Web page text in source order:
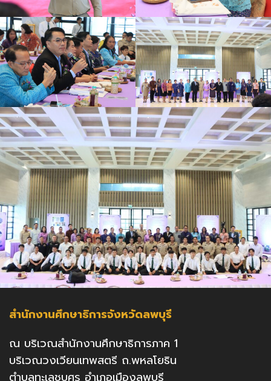
สำนักงานศึกษาธิการจังหวัดลพบุรี
ณ บริเวณสำนักงานศึกษาธิการภาค 1
บริเวณวงเวียนเทพสตรี ถ.พหลโยธิน
ตำบลทะเลชุบศร อำเภอเมืองลพบุรี